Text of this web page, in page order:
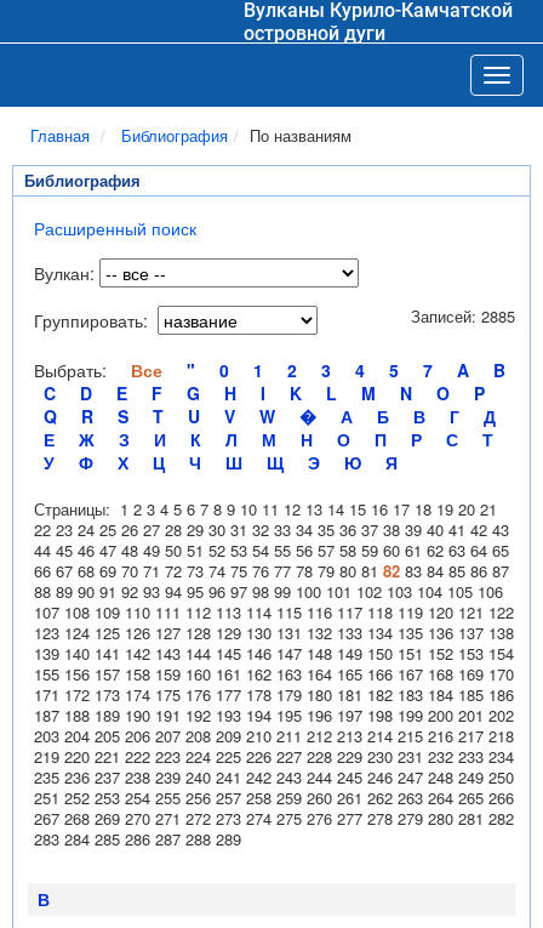
Вулканы Курило-Камчатской
островной дуги
Главная Библиография По названиям
Библиография
Расширенный поиск
Вулкан:
Группировать:
Выбрать: Все " 0 1 2 3 4 5 7 A
B
C
D E F G H I K L M N O
P
Q
R S T U V W � А Б В Г
Д
Е
Ж З И К Л М Н О П Р С
Т
У
Ф Х Ц Ч Ш Щ Э Ю Я
Записей: 2885
Страницы: 1 2 3 4 5 6 7 8 9 10 11 12 13 14 15 16 17 18 19 20 21
22 23 24 25 26 27 28 29 30 31 32 33 34 35 36 37 38 39 40 41 42 43
44 45 46 47 48 49 50 51 52 53 54 55 56 57 58 59 60 61 62 63 64 65
66 67 68 69 70 71 72 73 74 75 76 77 78 79 80 81 82 83 84 85 86 87
88 89 90 91 92 93 94 95 96 97 98 99 100 101 102 103 104 105 106
107 108 109 110 111 112 113 114 115 116 117 118 119 120 121 122
123 124 125 126 127 128 129 130 131 132 133 134 135 136 137 138
139 140 141 142 143 144 145 146 147 148 149 150 151 152 153 154
155 156 157 158 159 160 161 162 163 164 165 166 167 168 169 170
171 172 173 174 175 176 177 178 179 180 181 182 183 184 185 186
187 188 189 190 191 192 193 194 195 196 197 198 199 200 201 202
203 204 205 206 207 208 209 210 211 212 213 214 215 216 217 218
219 220 221 222 223 224 225 226 227 228 229 230 231 232 233 234
235 236 237 238 239 240 241 242 243 244 245 246 247 248 249 250
251 252 253 254 255 256 257 258 259 260 261 262 263 264 265 266
267 268 269 270 271 272 273 274 275 276 277 278 279 280 281 282
283 284 285 286 287 288 289
В